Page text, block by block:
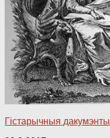
Гістарычныя дакумэнты